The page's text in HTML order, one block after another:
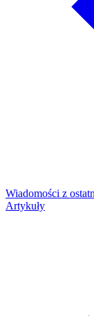
Wiadomości z
Artykuły